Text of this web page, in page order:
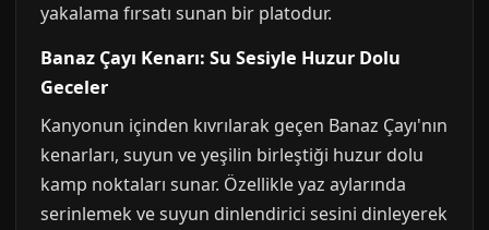
yakalama fırsatı sunan bir platodur.
Banaz Çayı Kenarı: Su Sesiyle Huzur Dolu
Geceler
Kanyonun içinden kıvrılarak geçen Banaz Çayı'nın
kenarları, suyun ve yeşilin birleştiği huzur dolu
kamp noktaları sunar. Özellikle yaz aylarında
serinlemek ve suyun dinlendirici sesini dinleyerek